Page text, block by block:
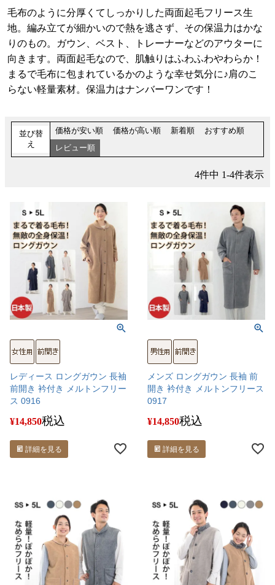
毛布のように分厚くてしっかりした両面起毛フリース生
地。編み立てが細かいので熱を逃さず、その保温力はかな
りのもの。ガウン、ベスト、トレーナーなどのアウターに
向きます。両面起毛なので、肌触りはふわふわやわらか！
まるで毛布に包まれているかのような幸せ気分に♪肩のこ
らない軽量素材。保温力はナンバーワンです！
並び替
え
価格が安い順 価格が高い順 新着順
おすすめ順
レビュー順
4件中 1-4件表示
レディース ロングガウン 長袖
前開き 衿付き メルトンフリー
ス 0916
¥14,850税込
詳細を見る
メンズ ロングガウン 長袖 前
開き 衿付き メルトンフリース
0917
¥14,850税込
詳細を見る